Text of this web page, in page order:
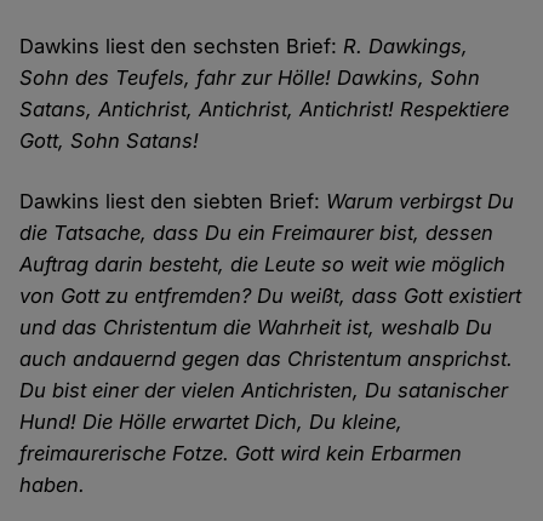
Dawkins liest den sechsten Brief:R. Dawkings,
Sohn des Teufels, fahr zur Hölle! Dawkins, Sohn
Satans, Antichrist, Antichrist, Antichrist! Respektiere
Gott, Sohn Satans!
Dawkins liest den siebten Brief: Warum verbirgst Du
die Tatsache, dass Du ein Freimaurer bist, dessen
Auftrag darin besteht, die Leute so weit wie möglich
von Gott zu entfremden? Du weißt, dass Gott existiert
und das Christentum die Wahrheit ist, weshalb Du
auch andauernd gegen das Christentum ansprichst.
Du bist einer der vielen Antichristen, Du satanischer
Hund! Die Hölle erwartet Dich, Du kleine,
freimaurerische Fotze. Gott wird kein Erbarmen
haben.